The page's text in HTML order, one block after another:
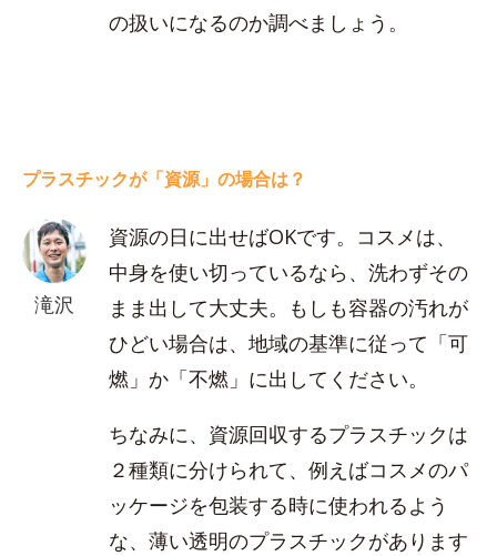
の扱いになるのか調べましょう。
プラスチックが「資源」の場合は？
滝沢
資源の日に出せばOKです。コスメは、
中身を使い切っているなら、洗わずその
まま出して大丈夫。もしも容器の汚れが
ひどい場合は、地域の基準に従って「可
燃」か「不燃」に出してください。
ちなみに、資源回収するプラスチックは
２種類に分けられて、例えばコスメのパ
ッケージを包装する時に使われるよう
な、薄い透明のプラスチックがあります